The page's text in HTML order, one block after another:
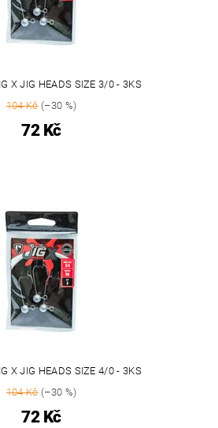
X JIG HEADS SIZE 3/0 - 3KS
104 Kč(–30 %)
72 Kč
X JIG HEADS SIZE 4/0 - 3KS
104 Kč(–30 %)
72 Kč